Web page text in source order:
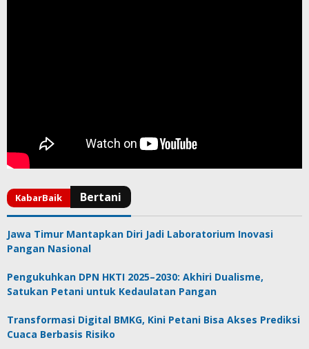
Jawa Timur Mantapkan Diri Jadi Laboratorium Inovasi
Pangan Nasional
Pengukuhkan DPN HKTI 2025–2030: Akhiri Dualisme,
Satukan Petani untuk Kedaulatan Pangan
Transformasi Digital BMKG, Kini Petani Bisa Akses Prediksi
Cuaca Berbasis Risiko